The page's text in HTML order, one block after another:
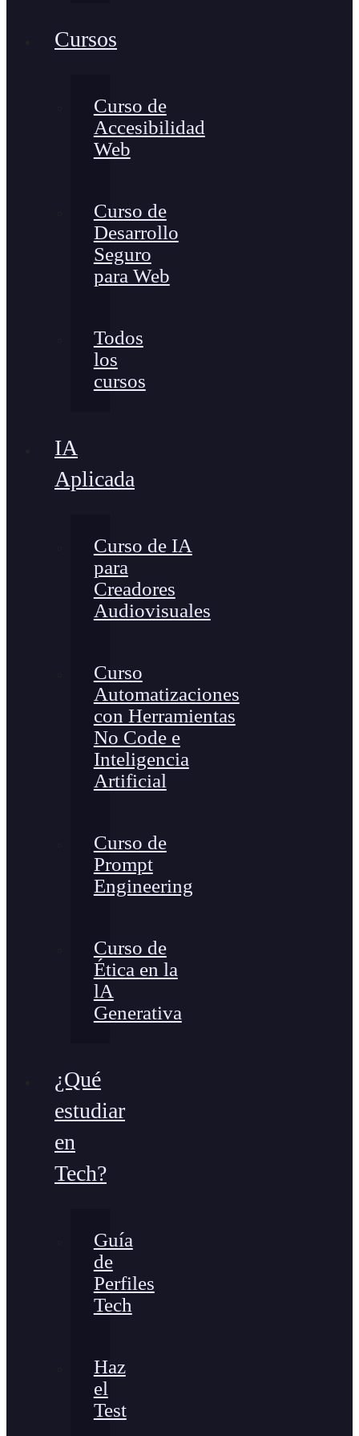
Cursos
Curso de
Accesibilidad
Web
Curso de
Desarrollo
Seguro
para Web
Todos
los
cursos
IA
Aplicada
Curso de IA
para
Creadores
Audiovisuales
Curso
Automatizaciones
con Herramientas
No Code e
Inteligencia
Artificial
Curso de
Prompt
Engineering
Curso de
Ética en la
lA
Generativa
¿Qué
estudiar
en
Tech?
Guía
de
Perfiles
Tech
Haz
el
Test